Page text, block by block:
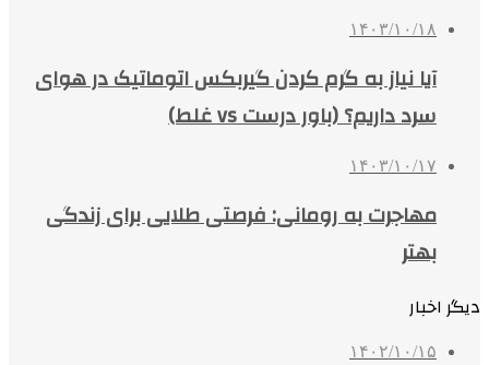
۱۴۰۳/۱۰/۱۸
آیا نیاز به گرم کردن گیربکس اتوماتیک در هوای
سرد داریم؟ (باور درست vs غلط)
۱۴۰۳/۱۰/۱۷
مهاجرت به رومانی: فرصتی طلایی برای زندگی
بهتر
دیگر اخبار
۱۴۰۲/۱۰/۱۵